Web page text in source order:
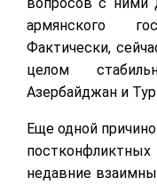
армянского
Фактически,
целом
Азербайджан и
Еще одной
недавние